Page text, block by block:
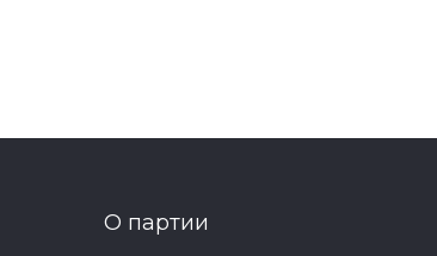
О партии